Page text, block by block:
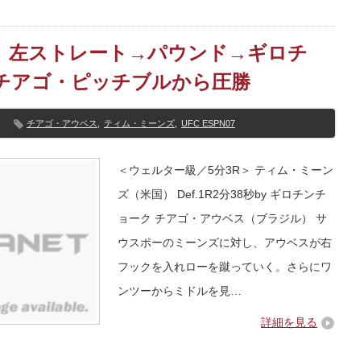
左ストレート→パウンド→ギロチ
アゴ・ピッチブルから圧勝
チアゴ・アウベス ティム・ミーンズ UFC ESPN07
＜ウェルター級／5分3R＞ ティム・ミーン
ズ（米国） Def.1R2分38秒by ギロチンチ
ョーク チアゴ・アウベス（ブラジル） サ
ウスポーのミーンズに対し、アウベスが右
フックを入れローを蹴っていく。さらにワ
ンツーからミドルを見…
詳細を見る